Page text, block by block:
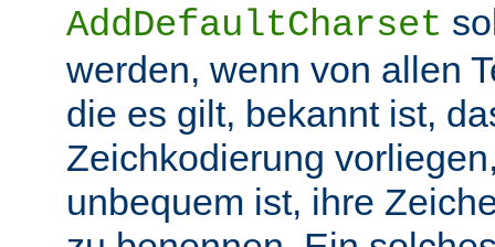
AddDefaultCharset
werden, wenn von allen
die es gilt, bekannt ist,
Zeichkodierung
unbequem ist, ihre